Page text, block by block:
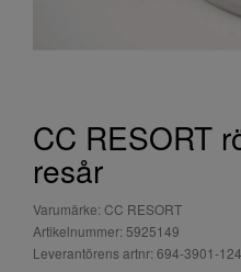
CC RESORT
resår
Varumärke: CC RESORT
Artikelnummer: 5925149
Leverantörens artnr: 694-3901-124